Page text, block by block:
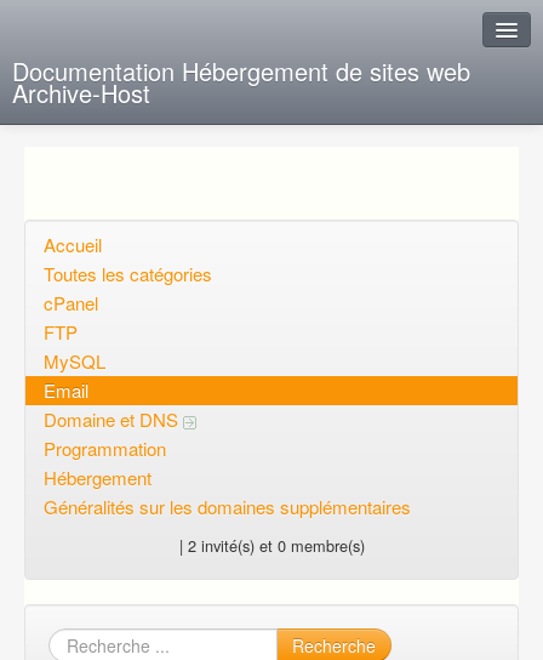
Documentation Hébergement de sites web
Archive-Host
Questions ouvertes
Voulez-vous vous inscrire?
Connexion
Accueil
Toutes les catégories
cPanel
FTP
MySQL
Email
Domaine et DNS
Programmation
Hébergement
Généralités sur les domaines supplémentaires
| 2 invité(s) et 0 membre(s)
Recherche